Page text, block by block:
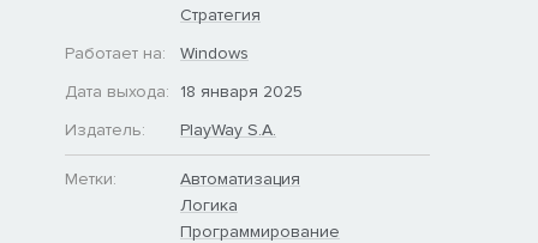
Стратегия
Работает на:
Windows
Дата выхода:
18 января 2025
Издатель:
PlayWay S.A.
Метки:
Автоматизация
Логика
Программирование